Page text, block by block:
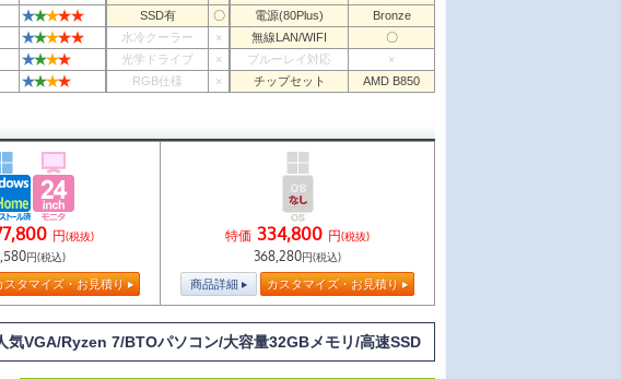
★★★★★ SSD有 〇 電源(80Plus)
Bronze
★★★★★ 水冷クーラー × 無線LAN/WIFI
〇
★★★★ 光学ドライブ × ブルーレイ対応
×
★★★★ RGB仕様 × チップセット AMD B850
円(税抜)
円(税込)
スタマイズ・お見積り
特価 334,800 円(税抜)
368,280円(税込)
商品詳細 カスタマイズ・お見積り
VGA/Ryzen 7/BTOパソコン/大容量32GBメモリ/高速SSD